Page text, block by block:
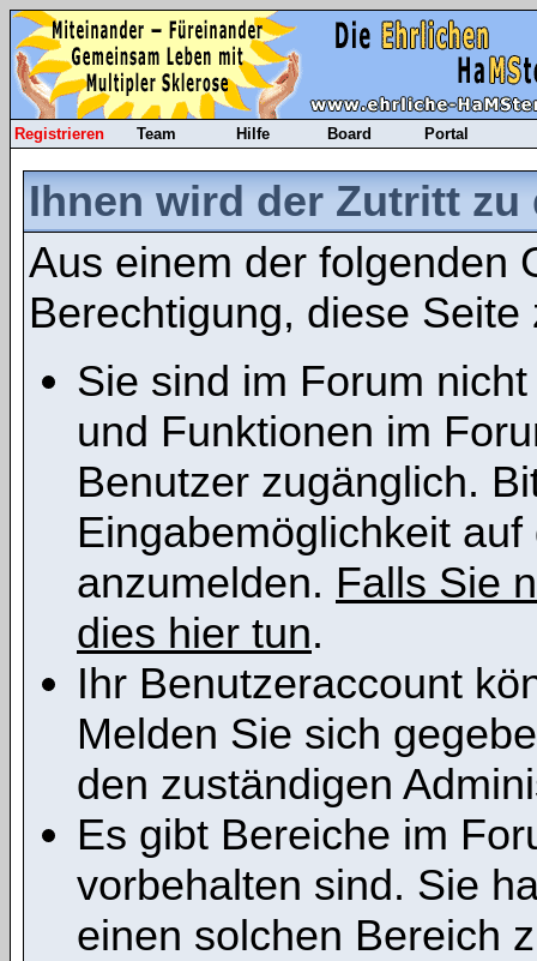
Registrieren Team Hilfe Board Portal
Ihnen wird der Zutritt
Aus einem der folgenden
Berechtigung, diese Seite
Sie sind im Forum
und Funktionen im
Benutzer zugänglich.
Eingabemöglichkeit
anzumelden. Falls Sie
dies hier tun.
Ihr Benutzeraccount
Melden Sie sich
den zuständigen
Es gibt Bereiche im
vorbehalten sind. Sie
einen solchen Bereich